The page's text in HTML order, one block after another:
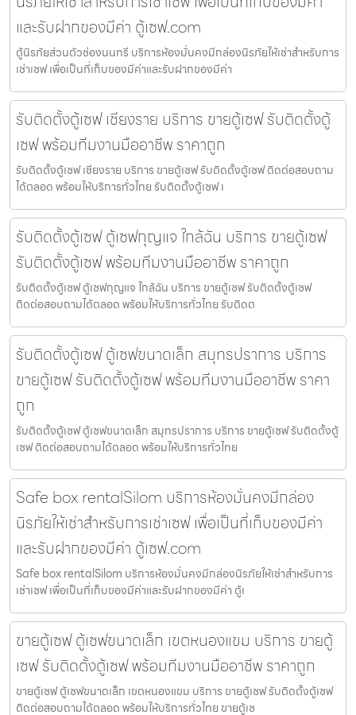
และรับฝากของมีค่า ตู้เซฟ.com
ตู้นิรภัยส่วนตัวช่องนนทรี บริการห้องมั่นคงมีกล่องนิรภัยให้เช่าสำหรับการ
เช่าเซฟ เพื่อเป็นที่เก็บของมีค่าและรับฝากของมีค่า
รับติดตั้งตู้เซฟ เชียงราย บริการ ขายตู้เซฟ รับติดตั้งตู้
เซฟ พร้อมทีมงานมืออาชีพ ราคาถูก
รับติดตั้งตู้เซฟ เชียงราย บริการ ขายตู้เซฟ รับติดตั้งตู้เซฟ ติดต่อสอบถาม
ได้ตลอด พร้อมให้บริการทั่วไทย รับติดตั้งตู้เซฟ เ
รับติดตั้งตู้เซฟ ตู้เซฟกุญแจ ใกล้ฉัน บริการ ขายตู้เซฟ
รับติดตั้งตู้เซฟ พร้อมทีมงานมืออาชีพ ราคาถูก
รับติดตั้งตู้เซฟ ตู้เซฟกุญแจ ใกล้ฉัน บริการ ขายตู้เซฟ รับติดตั้งตู้เซฟ
ติดต่อสอบถามได้ตลอด พร้อมให้บริการทั่วไทย รับติดต
รับติดตั้งตู้เซฟ ตู้เซฟขนาดเล็ก สมุทรปราการ บริการ
ขายตู้เซฟ รับติดตั้งตู้เซฟ พร้อมทีมงานมืออาชีพ ราคา
ถูก
รับติดตั้งตู้เซฟ ตู้เซฟขนาดเล็ก สมุทรปราการ บริการ ขายตู้เซฟ รับติดตั้งตู้
เซฟ ติดต่อสอบถามได้ตลอด พร้อมให้บริการทั่วไทย
Safe box rentalSilom บริการห้องมั่นคงมีกล่อง
นิรภัยให้เช่าสำหรับการเช่าเซฟ เพื่อเป็นที่เก็บของมีค่า
และรับฝากของมีค่า ตู้เซฟ.com
Safe box rentalSilom บริการห้องมั่นคงมีกล่องนิรภัยให้เช่าสำหรับการ
เช่าเซฟ เพื่อเป็นที่เก็บของมีค่าและรับฝากของมีค่า ตู้เ
ขายตู้เซฟ ตู้เซฟขนาดเล็ก เขตหนองแขม บริการ ขายตู้
เซฟ รับติดตั้งตู้เซฟ พร้อมทีมงานมืออาชีพ ราคาถูก
ขายตู้เซฟ ตู้เซฟขนาดเล็ก เขตหนองแขม บริการ ขายตู้เซฟ รับติดตั้งตู้เซฟ
ติดต่อสอบถามได้ตลอด พร้อมให้บริการทั่วไทย ขายตู้เซ